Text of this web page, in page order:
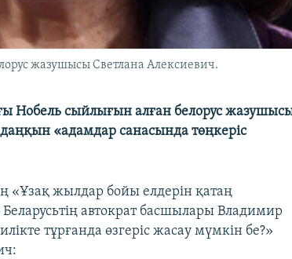
жазушысы Светлана Алексиевич.
Нобель сыйлығын алған белорус
даңқын «адамдар санасында төңкеріс
«Ұзақ жылдар бойы елдерін қатаң
автократ басшылары Владимир
тұрғанда өзгеріс жасау мүмкін бе?»